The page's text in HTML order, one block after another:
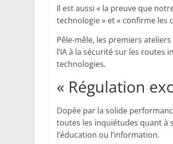
Il est aussi « la preuve que
technologie » et « confirme les
Pêle-mêle, les premiers
l’IA à la sécurité sur les routes
technologies.
« Régulation
Dopée par la solide
toutes les inquiétudes quant à
l’éducation ou l’information.